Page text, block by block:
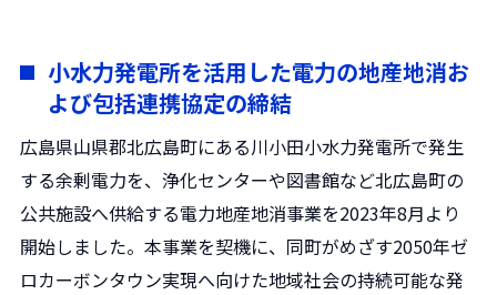
小水力発電所を活用した電力の地産地消お
よび包括連携協定の締結
広島県山県郡北広島町にある川小田小水力発電所で発生
する余剰電力を、浄化センターや図書館など北広島町の
公共施設へ供給する電力地産地消事業を2023年8月より
開始しました。本事業を契機に、同町がめざす2050年ゼ
ロカーボンタウン実現へ向けた地域社会の持続可能な発